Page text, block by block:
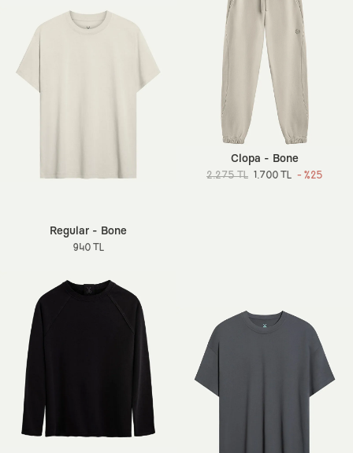
Regular - Bone
940 TL
Clopa - Bone
2.275 TL 1.700 TL - %25